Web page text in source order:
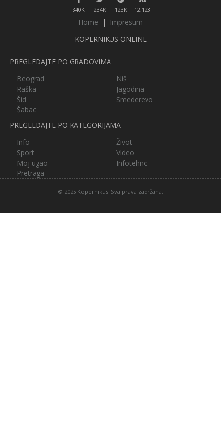
340K 234K 123K 12,123
Home |
Impresum
KOPERNIKUS ONLINE
PREGLEDAJTE PO GRADOVIMA
Beograd
Niš
Raška
Jagodina
Šid
Smederevo
Šabac
PREGLEDAJTE PO KATEGORIJAMA
Info
Život
Sport
Video
Moj ugao
Infotehno
Pretraga
© 2026 Kopernikus. Sva prava zadržana.